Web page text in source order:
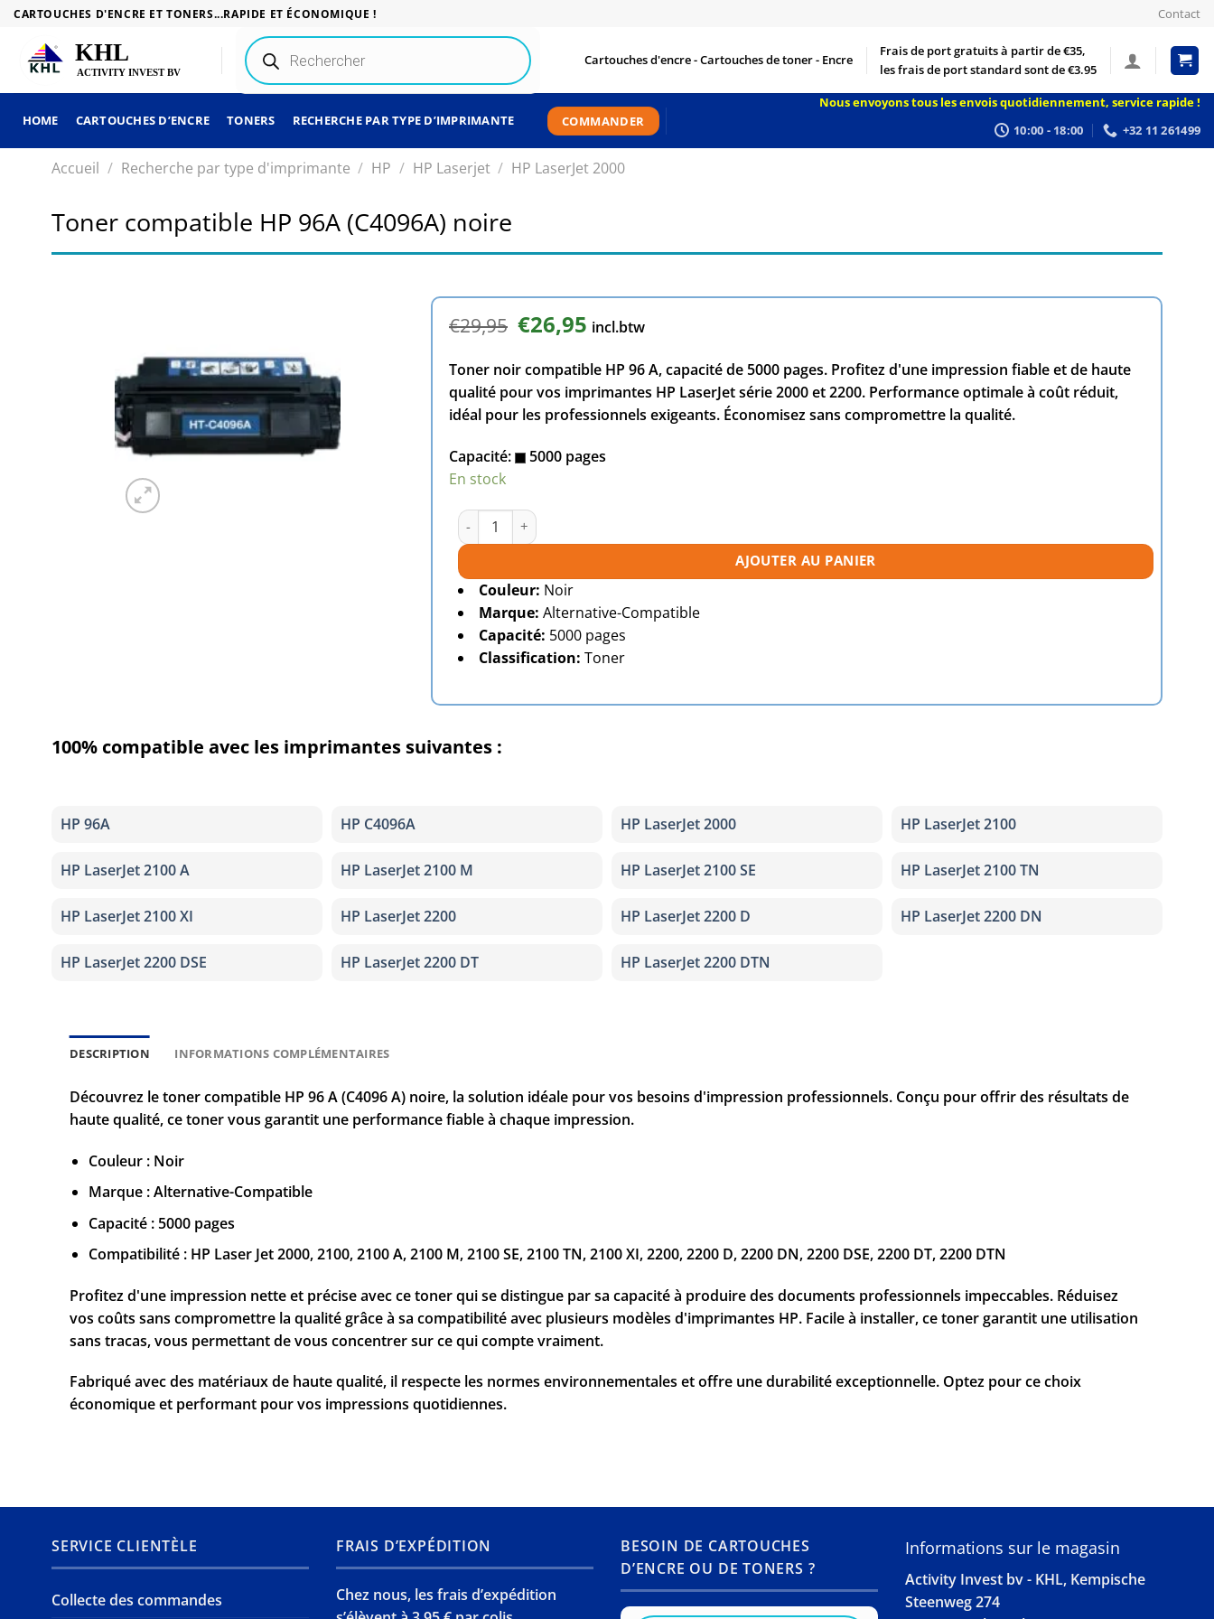
Passer
contenu
CARTOUCHES D'ENCRE ET TONERS...RAPIDE ET ÉCONOMIQUE ! Contact
Recherche
de
produits Cartouches d'encre - Cartouches de toner - Encre
Frais de port gratuits à partir de €35,
les frais de port standard sont de €3.95
HOME CARTOUCHES D’ENCRE TONERS RECHERCHE PAR TYPE D’IMPRIMANTE COMMANDER
Nous envoyons tous les envois quotidiennement, service rapide !
10:00 - 18:00
+32 11 261499
Accueil / Recherche par type d'imprimante / HP / HP Laserjet / HP LaserJet 2000
Toner compatible HP 96A (C4096A) noire
€29,95 Le
prix
était :
€29,95.
€26,95 Le
prix
actuel
est :
€26,95.
incl.btw
Toner noir compatible HP 96 A, capacité de 5000 pages. Profitez d'une impression fiable et de haute
qualité pour vos imprimantes HP LaserJet série 2000 et 2200. Performance optimale à coût réduit,
idéal pour les professionnels exigeants. Économisez sans compromettre la qualité.
Capacité:
5000 pages
En stock
quantité de Toner compatible HP 96A (C4096A) noire
AJOUTER AU PANIER
Couleur: Noir
Marque: Alternative-Compatible
Capacité: 5000 pages
Classification: Toner
100% compatible avec les imprimantes suivantes :
HP 96A HP C4096A HP LaserJet 2000 HP LaserJet 2100
HP LaserJet 2100 A HP LaserJet 2100 M HP LaserJet 2100 SE HP LaserJet 2100 TN
HP LaserJet 2100 XI HP LaserJet 2200 HP LaserJet 2200 D HP LaserJet 2200 DN
HP LaserJet 2200 DSE HP LaserJet 2200 DT HP LaserJet 2200 DTN
DESCRIPTION INFORMATIONS COMPLÉMENTAIRES
Découvrez le toner compatible HP 96 A (C4096 A) noire, la solution idéale pour vos besoins d'impression professionnels. Conçu pour offrir des résultats de
haute qualité, ce toner vous garantit une performance fiable à chaque impression.
Couleur : Noir
Marque : Alternative-Compatible
Capacité : 5000 pages
Compatibilité : HP Laser Jet 2000, 2100, 2100 A, 2100 M, 2100 SE, 2100 TN, 2100 XI, 2200, 2200 D, 2200 DN, 2200 DSE, 2200 DT, 2200 DTN
Profitez d'une impression nette et précise avec ce toner qui se distingue par sa capacité à produire des documents professionnels impeccables. Réduisez
vos coûts sans compromettre la qualité grâce à sa compatibilité avec plusieurs modèles d'imprimantes HP. Facile à installer, ce toner garantit une utilisation
sans tracas, vous permettant de vous concentrer sur ce qui compte vraiment.
Fabriqué avec des matériaux de haute qualité, il respecte les normes environnementales et offre une durabilité exceptionnelle. Optez pour ce choix
économique et performant pour vos impressions quotidiennes.
SERVICE CLIENTÈLE
Collecte des commandes
FRAIS D’EXPÉDITION
Chez nous, les frais d’expédition
BESOIN DE CARTOUCHES
D’ENCRE OU DE TONERS ?
Informations sur le magasin
Activity Invest bv - KHL, Kempische
Steenweg 274